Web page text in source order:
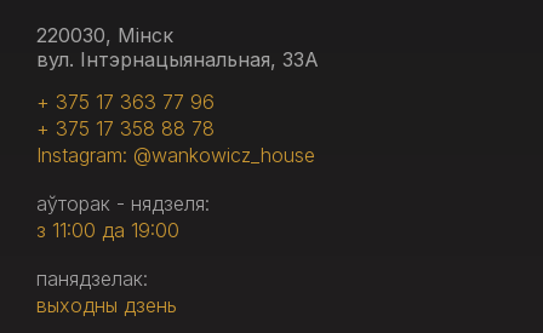
220030, Мінск
вул. Інтэрнацыянальная, 33А
+ 375 17 363 77 96
+ 375 17 358 88 78
Instagram: @wankowicz_house
аўторак - нядзеля:
з 11:00 да 19:00
панядзелак:
выходны дзень